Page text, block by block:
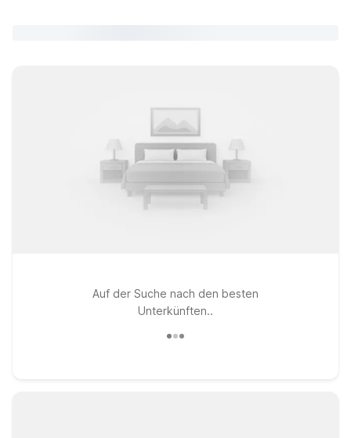
Auf der Suche nach den besten
Unterkünften..